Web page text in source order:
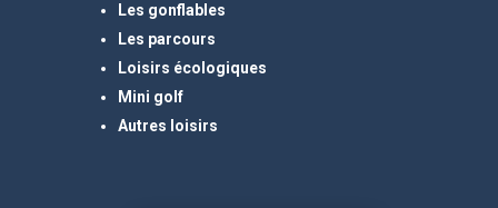
Les gonflables
Les parcours
Loisirs écologiques
Mini golf
Autres loisirs